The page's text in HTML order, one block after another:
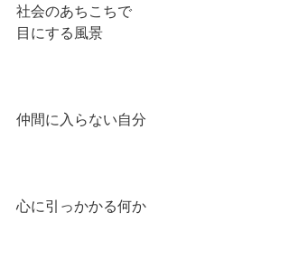
社会のあちこちで
目にする風景
仲間に入らない自分
心に引っかかる何か